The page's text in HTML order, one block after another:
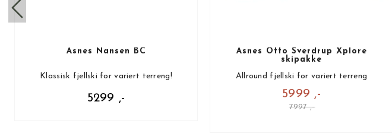
Åsnes Nansen BC
Klassisk fjellski for variert terreng!
5299 ,-
Åsnes Otto Sverdrup Xplore
skipakke
Allround fjellski for variert terreng
5999 ,-
7997 ,-